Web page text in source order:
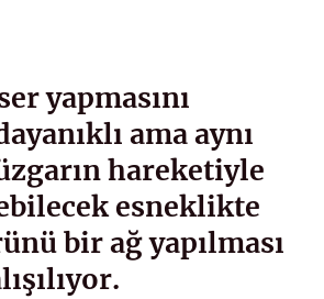
yapmasını
ama aynı
hareketiyle
esneklikte
bir ağ yapılması